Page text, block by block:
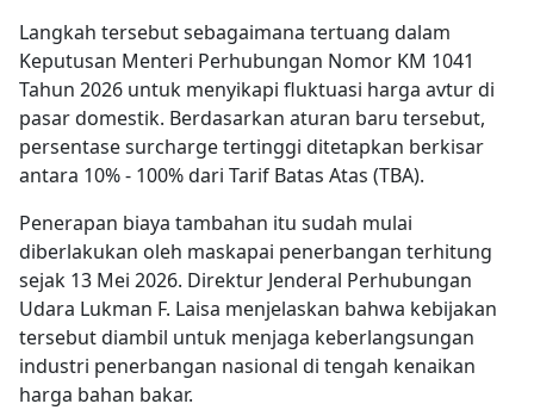
Langkah tersebut sebagaimana tertuang dalam
Keputusan Menteri Perhubungan Nomor KM 1041
Tahun 2026 untuk menyikapi fluktuasi harga avtur di
pasar domestik. Berdasarkan aturan baru tersebut,
persentase surcharge tertinggi ditetapkan berkisar
antara 10% - 100% dari Tarif Batas Atas (TBA).
Penerapan biaya tambahan itu sudah mulai
diberlakukan oleh maskapai penerbangan terhitung
sejak 13 Mei 2026. Direktur Jenderal Perhubungan
Udara Lukman F. Laisa menjelaskan bahwa kebijakan
tersebut diambil untuk menjaga keberlangsungan
industri penerbangan nasional di tengah kenaikan
harga bahan bakar.